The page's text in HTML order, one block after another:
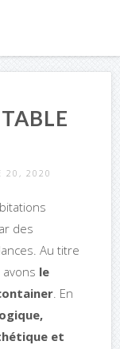
20, 2020
des
Au titre
le
. En
et